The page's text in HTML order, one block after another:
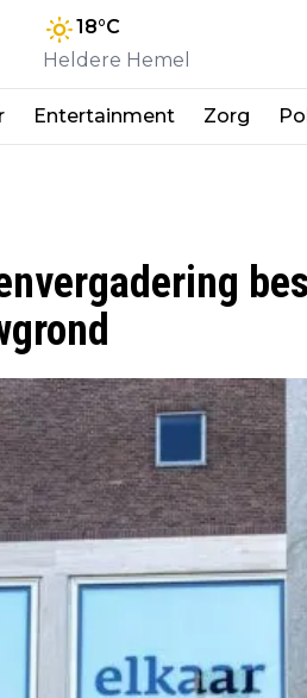
18°C
Heldere Hemel
Entertainment Zorg